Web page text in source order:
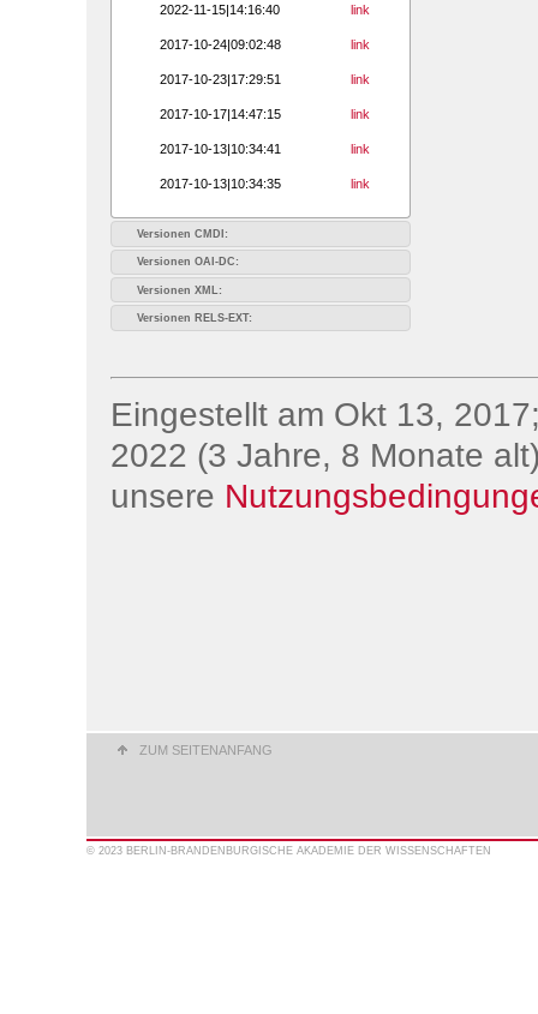
2022-11-15|14:16:40 link
2017-10-24|09:02:48 link
2017-10-23|17:29:51 link
2017-10-17|14:47:15 link
2017-10-13|10:34:41 link
2017-10-13|10:34:35 link
Versionen CMDI:
Versionen OAI-DC:
Versionen XML:
Versionen RELS-EXT:
Eingestellt am Okt 13,
2022 (3 Jahre, 8 Monate
unsere
ZUM SEITENANFANG
© 2023 BERLIN-BRANDENBURGISCHE AKADEMIE DER WISSENSCHAFTEN